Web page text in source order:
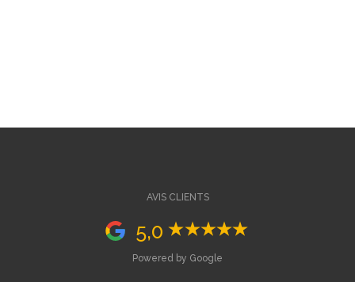
AVIS CLIENTS
5,0
Powered by Google